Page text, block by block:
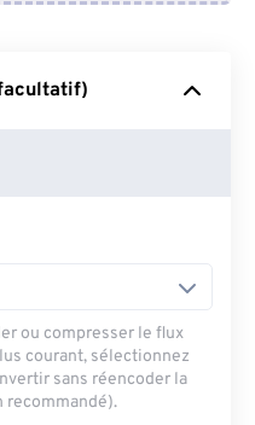
Drive
ou compresser le flux
courant, sélectionnez
sans réencoder la
recommandé).